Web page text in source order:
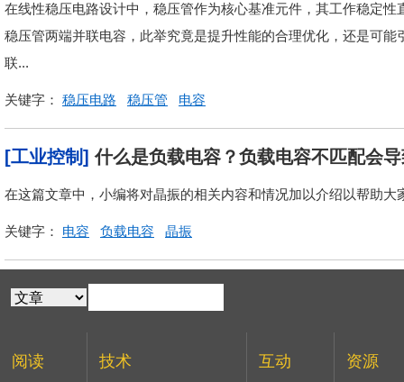
在线性稳压电路设计中，稳压管作为核心基准元件，其工作稳定
稳压管两端并联电容，此举究竟是提升性能的合理优化，还是可
联...
关键字： 稳压电路 稳压管 电容
[工业控制] 什么是负载电容？负载电容不匹配会
在这篇文章中，小编将对晶振的相关内容和情况加以介绍以帮助
关键字： 电容 负载电容 晶振
阅读 技术 互动 资源